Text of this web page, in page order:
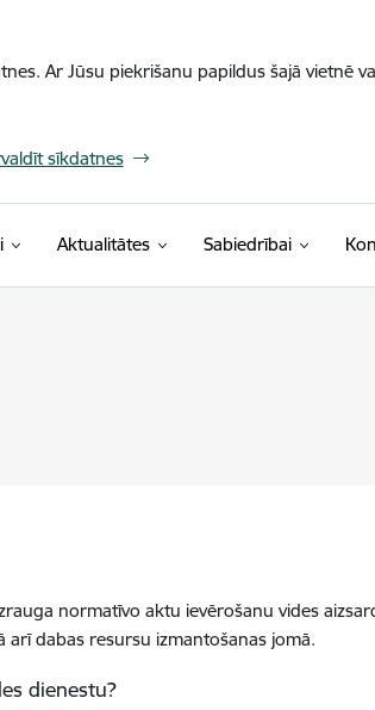
Ar Jūsu piekrišanu papildus šajā vietnē
sīkdatnes
Aktualitātes Sabiedrībai
normatīvo aktu ievērošanu vides
arī dabas resursu izmantošanas jomā.
dienestu?